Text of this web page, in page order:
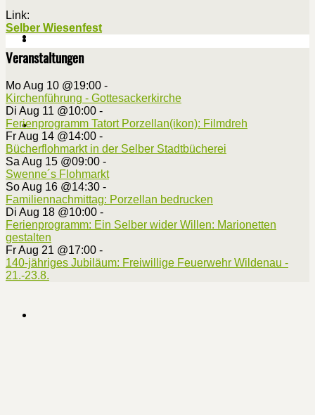
Link:
Selber Wiesenfest
Veranstaltungen
Mo Aug 10 @19:00 -
Kirchenführung - Gottesackerkirche
Di Aug 11 @10:00 -
Ferienprogramm Tatort Porzellan(ikon): Filmdreh
Fr Aug 14 @14:00 -
Bücherflohmarkt in der Selber Stadtbücherei
Sa Aug 15 @09:00 -
Swenne´s Flohmarkt
So Aug 16 @14:30 -
Familiennachmittag: Porzellan bedrucken
Di Aug 18 @10:00 -
Ferienprogramm: Ein Selber wider Willen: Marionetten
gestalten
Fr Aug 21 @17:00 -
140-jähriges Jubiläum: Freiwillige Feuerwehr Wildenau -
21.-23.8.